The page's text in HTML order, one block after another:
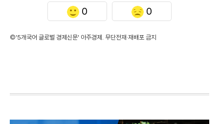
0 0
©'5개국어 글로벌 경제신문' 아주경제. 무단전재·재배포 금지